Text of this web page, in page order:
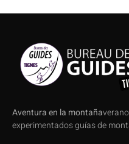
Aventura en la montaña
experimentados guías de